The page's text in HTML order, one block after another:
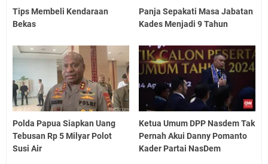
Tips Membeli Kendaraan
Bekas
Panja Sepakati Masa Jabatan
Kades Menjadi 9 Tahun
Polda Papua Siapkan Uang
Tebusan Rp 5 Milyar Polot
Susi Air
Ketua Umum DPP Nasdem Tak
Pernah Akui Danny Pomanto
Kader Partai NasDem